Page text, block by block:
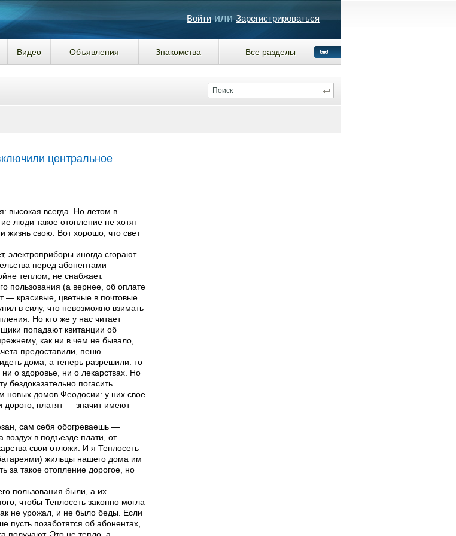
ВойтиилиЗарегистрироваться
Видео Объявления Знакомства Все разделы
центральное
высокая всегда. Но летом в
люди такое отопление не хотят
жизнь свою. Вот хорошо, что свет
электроприборы иногда сгорают.
перед абонентами
теплом, не снабжает.
пользования (а вернее, об оплате
— красивые, цветные в почтовые
в силу, что невозможно взимать
Но кто же у нас читает
попадают квитанции об
как ни в чем не бывало,
предоставили, пеню
дома, а теперь разрешили: то
о здоровье, ни о лекарствах. Но
бездоказательно погасить.
новых домов Феодосии: у них свое
дорого, платят — значит имеют
сам себя обогреваешь —
в подъезде плати, от
свои отложи. И я Теплосеть
жильцы нашего дома им
за такое отопление дорогое, но
пользования были, а их
чтобы Теплосеть законно могла
не урожал, и не было беды. Если
пусть позаботятся об абонентах,